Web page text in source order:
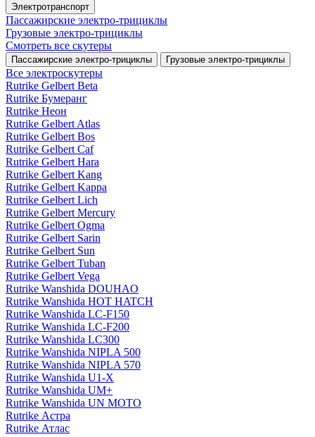
Электротранспорт
Пассажирские электро‑трициклы
Грузовые электро‑трициклы
Смотреть все скутеры
Пассажирские электро‑трициклы Грузовые электро‑трициклы
Все электро­скутеры
Rutrike Gelbert Beta
Rutrike Бумеранг
Rutrike Неон
Rutrike Gelbert Atlas
Rutrike Gelbert Bos
Rutrike Gelbert Caf
Rutrike Gelbert Hara
Rutrike Gelbert Kang
Rutrike Gelbert Kappa
Rutrike Gelbert Lich
Rutrike Gelbert Mercury
Rutrike Gelbert Ogma
Rutrike Gelbert Sarin
Rutrike Gelbert Sun
Rutrike Gelbert Tuban
Rutrike Gelbert Vega
Rutrike Wanshida DOUHAO
Rutrike Wanshida HOT HATCH
Rutrike Wanshida LC-F150
Rutrike Wanshida LC-F200
Rutrike Wanshida LC300
Rutrike Wanshida NIPLA 500
Rutrike Wanshida NIPLA 570
Rutrike Wanshida U1-X
Rutrike Wanshida UM+
Rutrike Wanshida UN MOTO
Rutrike Астра
Rutrike Атлас